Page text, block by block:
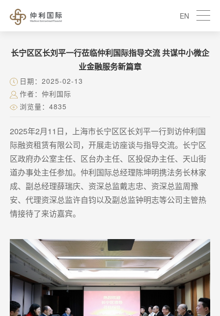
EN
长宁区区长刘平一行莅临仲利国际指导交流 共谋中小微企
业金融服务新篇章
日期：2025-02-13
作者：仲利国际
浏览量：4835
2025年2月11日，上海市长宁区区长刘平一行到访仲利国
际融资租赁有限公司，开展走访座谈与指导交流。长宁区
区政府办公室主任、区台办主任、区投促办主任、天山街
道办事处主任参加。仲利国际总经理陈坤明携法务长林家
成、副总经理薛瑞庆、资深总监戴志忠、资深总监周豫
安、代理资深总监许自钧以及副总监钟明志等公司主管热
情接待了来访嘉宾。